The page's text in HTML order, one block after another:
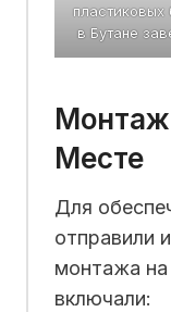
пластиковых
в Бутане
Месте
Для
отправили
монтажа на
включали: